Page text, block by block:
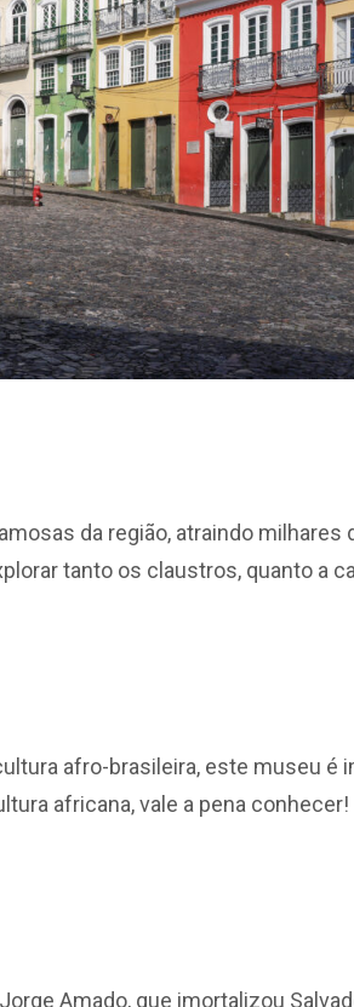
da região, atraindo
tanto os claustros, quanto a
afro-brasileira, este museu é
africana, vale a pena conhecer!
Amado, que imortalizou